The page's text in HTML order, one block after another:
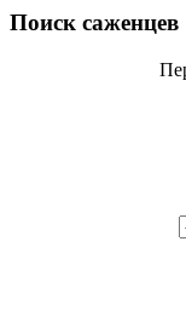
Поиск саженцев